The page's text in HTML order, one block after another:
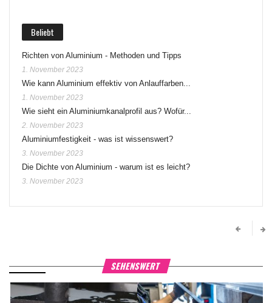
Beliebt
Richten von Aluminium - Methoden und Tipps
1. November 2023
Wie kann Aluminium effektiv von Anlauffarben...
1. November 2023
Wie sieht ein Aluminiumkanalprofil aus? Wofür...
2. November 2023
Aluminiumfestigkeit - was ist wissenswert?
3. November 2023
Die Dichte von Aluminium - warum ist es leicht?
3. November 2023
SEHENSWERT